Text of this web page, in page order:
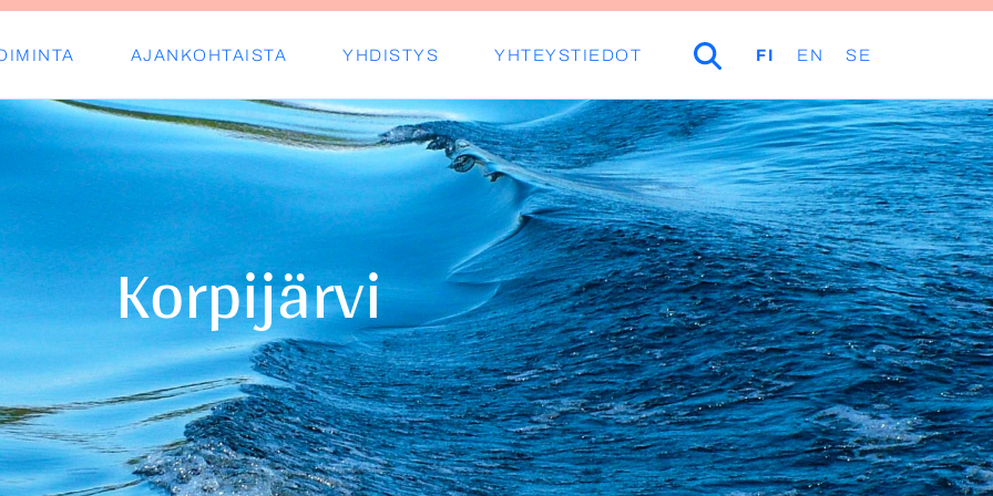
ry
AJANKOHTAISTA YHDISTYS YHTEYSTIEDOT HAKU
FI EN SE
Korpijärvi